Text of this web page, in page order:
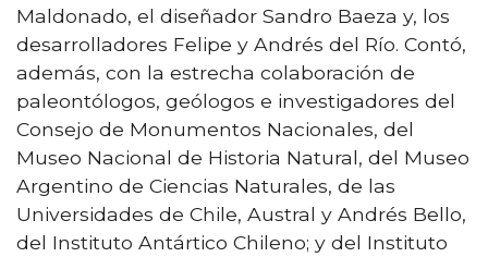
Maldonado, el diseñador Sandro Baeza y, los
desarrolladores Felipe y Andrés del Río. Contó,
además, con la estrecha colaboración de
paleontólogos, geólogos e investigadores del
Consejo de Monumentos Nacionales, del
Museo Nacional de Historia Natural, del Museo
Argentino de Ciencias Naturales, de las
Universidades de Chile, Austral y Andrés Bello,
del Instituto Antártico Chileno; y del Instituto